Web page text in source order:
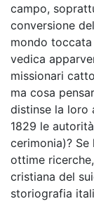
campo,
conversione
mondo
vedica
missionari
ma cosa
distinse la loro
1829 le
cerimonia)?
ottime
cristiana del
storiografia